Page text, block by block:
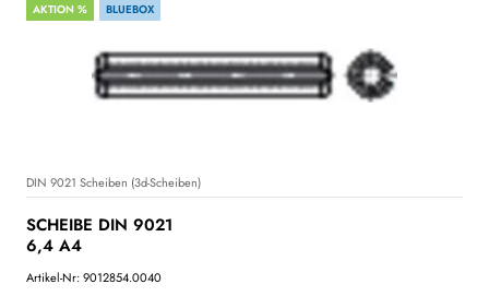
AKTION % BLUEBOX
DIN 9021 Scheiben (3d-Scheiben)
SCHEIBE DIN 9021
6,4 A4
Artikel-Nr: 9012854.0040